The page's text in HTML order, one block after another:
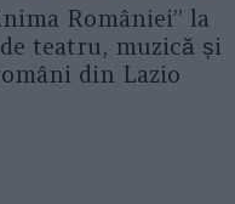
României” la
teatru, muzică și
din Lazio